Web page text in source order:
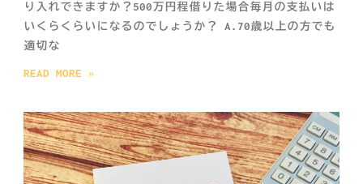
り入れできますか？500万円程借りた場合毎月の支払いは
いくらくらいになるのでしょうか？ A.70歳以上の方でも
適切な
READ MORE »